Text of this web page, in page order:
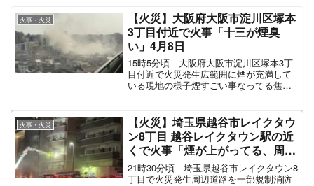
火事・火災
【火災】大阪府大阪市淀川区塚本
3丁目付近で火事「十三が煙臭
い」4月8日
15時5分頃 大阪府大阪市淀川区塚本3丁
目付近で火災発生広範囲に煙が充満して
いる現地の様子煙すごい事なってる焦げ
(@crei_thebrave) April ...
火事・火災
【火災】埼玉県越谷市レイクタウ
ン8丁目 越谷レイクタウン駅の近
くで火事「煙が上がってる、周辺
道路が一部規制で騒然」6月3日
21時30分頃 埼玉県越谷市レイクタウン8
丁目で火災発生周辺道路を一部規制消防